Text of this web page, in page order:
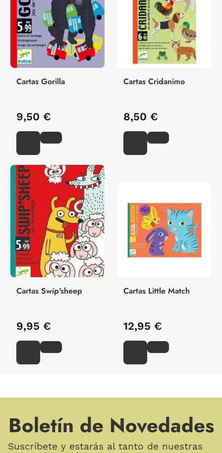
Cartas Gorilla
9,50 €
Cartas Cridanimo
8,50 €
Cartas Swip'sheep
9,95 €
Cartas Little Match
12,95 €
Boletín de Novedades
Suscríbete y estarás al tanto de nuestras